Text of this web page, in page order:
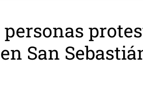
San